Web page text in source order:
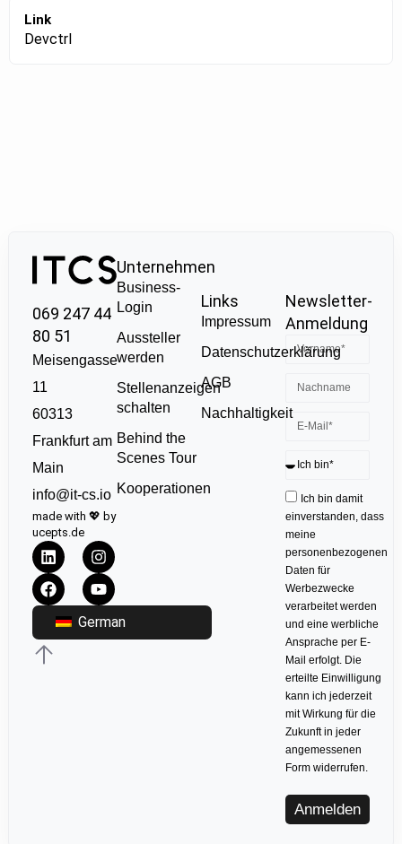
Link
Devctrl
069 247 44
80 51
Meisengasse
11
60313
Frankfurt am
Main
info@it-cs.io
made with 💖 by
ucepts.de
German
Unternehmen
Business-
Login
Aussteller
werden
Stellenanzeigen
schalten
Behind the
Scenes Tour
Kooperationen
Links
Impressum
Datenschutzerklärung
AGB
Nachhaltigkeit
Newsletter-
Anmeldung
Ich bin damit
einverstanden, dass
meine
personenbezogenen
Daten für
Werbezwecke
verarbeitet werden
und eine werbliche
Ansprache per E-
Mail erfolgt. Die
erteilte Einwilligung
kann ich jederzeit
mit Wirkung für die
Zukunft in jeder
angemessenen
Form widerrufen.
Anmelden